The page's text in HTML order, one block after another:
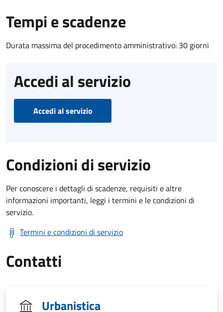
Tempi e scadenze
Durata massima del procedimento amministrativo: 30 giorni
Accedi al servizio
Accedi al servizio
Condizioni di servizio
Per conoscere i dettagli di scadenze, requisiti e altre
informazioni importanti, leggi i termini e le condizioni di
servizio.
Termini e condizioni di servizio
Contatti
Urbanistica